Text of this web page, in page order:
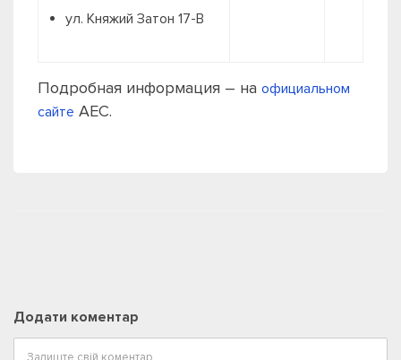
ул. Княжий Затон 17-В
Подробная информация – на официальном
сайте АЕС.
Додати коментар